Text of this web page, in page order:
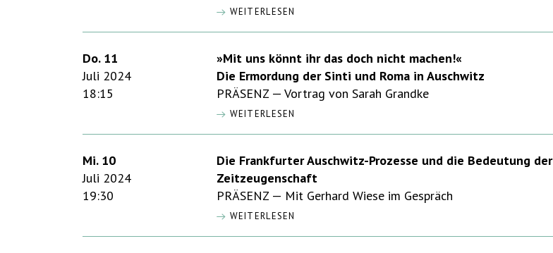
WEITERLESEN
Do. 11
Juli 2024
18:15
»Mit uns könnt ihr das doch nicht machen!«
Die Ermordung der Sinti und Roma in Auschwitz
PRÄSENZ — Vortrag von Sarah Grandke
WEITERLESEN
Mi. 10
Juli 2024
19:30
Die Frankfurter Auschwitz-Prozesse und die Bedeutung der
Zeitzeugenschaft
PRÄSENZ — Mit Gerhard Wiese im Gespräch
WEITERLESEN